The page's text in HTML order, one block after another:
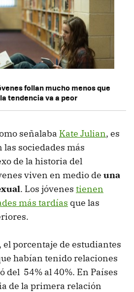
follan mucho menos que
tendencia va a peor
señalaba Kate Julian, es
sociedades más
de la historia del
viven en medio de una
. Los jóvenes tienen
más tardías que las
, el porcentaje de estudiantes
habían tenido relaciones
del 54% al 40%. En Países
de la primera relación